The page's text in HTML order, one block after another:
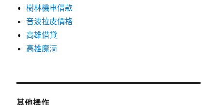
樹林機車借款
音波拉皮價格
高雄借貸
高雄魔滴
其他操作